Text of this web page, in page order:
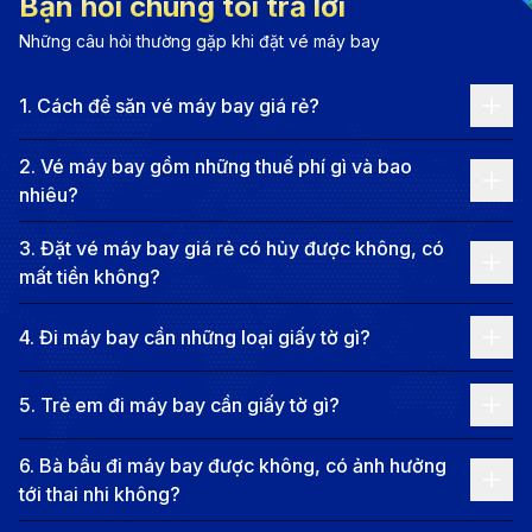
pha trộn giữa truyền thống và hiện đại của thành phố
này chắc chắn sẽ mang đến cho bạn một chuyến đi
Thông tin các chặng bay từ TP. Hồ
Chí Minh đi Kuching
Minh đến Kuching, nhưng bạn có thể lựa chọn các
chuyến bay nối chuyến qua Kuala Lumpur hoặc
Singapore. Tổng thời gian bay, bao gồm cả thời gian
chờ nối chuyến, dao động từ 5 đến 32 giờ.
Các chặng bay từ TP. Hồ Chí Minh đi
Kuching
TP. Hồ Chí Minh - Kuala Lumpur - Kuching:
hãng hàng không như Vietnam Airlines, Malaysia
Những câu hỏi thường gặp khi đặt vé máy bay
1. Cách để săn vé máy bay giá rẻ?
2. Vé máy bay gồm những thuế phí gì và bao
nhiêu?
3. Đặt vé máy bay giá rẻ có hủy được không, có
mất tiền không?
4. Đi máy bay cần những loại giấy tờ gì?
5. Trẻ em đi máy bay cần giấy tờ gì?
6. Bà bầu đi máy bay được không, có ảnh hưởng
tới thai nhi không?